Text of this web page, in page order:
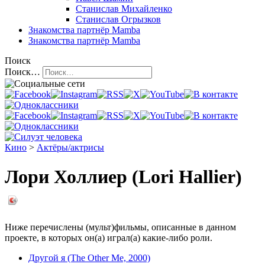
Станислав Михайленко
Станислав Огрызков
Знакомства партнёр Mamba
Знакомства партнёр Mamba
Поиск
Поиск…
Кино > Актёры/актрисы
Лори Холлиер (Lori Hallier)
Ниже перечислены (мульт)фильмы, описанные в данном
проекте, в которых он(а) играл(а) какие-либо роли.
Другой я (The Other Me, 2000)